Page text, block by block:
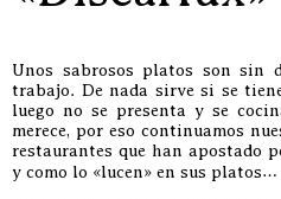
Unos sabrosos platos son sin
trabajo. De nada sirve si se
luego no se presenta y se
merece, por eso continuamos
restaurantes que han apostado
y como lo «lucen» en sus platos…